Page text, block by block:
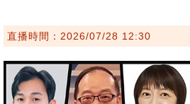
直播時間：2026/07/28 12:30